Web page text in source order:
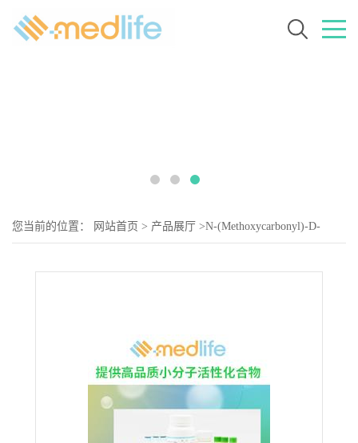
您当前的位置： 网站首页 > 产品展厅 >N-(Methoxycarbonyl)-D-